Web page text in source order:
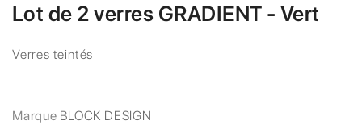
Lot de 2 verres GRADIENT - Vert
Verres teintés
Marque BLOCK DESIGN